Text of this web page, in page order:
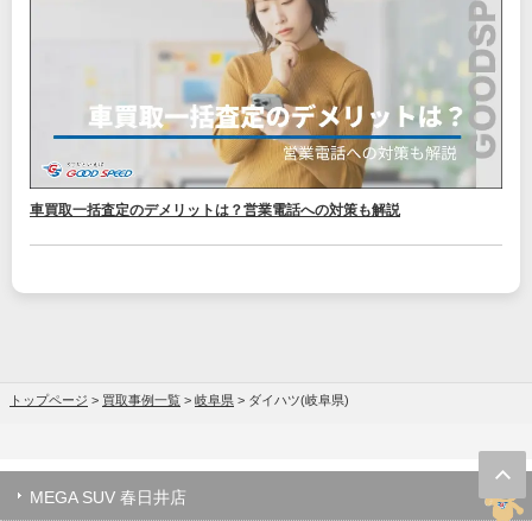
車買取一括査定のデメリットは？営業電話への対策も解説
トップページ > 買取事例一覧 > 岐阜県 > ダイハツ(岐阜県)
MEGA SUV 春日井店